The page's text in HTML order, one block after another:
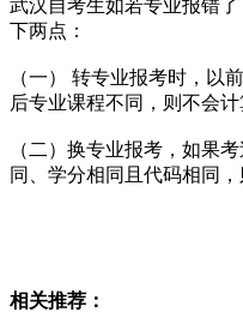
武汉自考生如若专业报错
下两点：
（一） 转专业报考时，以
后专业课程不同，则不会计
（二）换专业报考，如果
同、学分相同且代码相同
相关推荐：